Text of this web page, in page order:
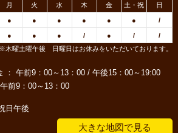
月 火 水 木 金 土・祝 日
● ● ● ● ● ● /
● ● ● / ● /
/
※木曜土曜午後 日曜日はお休みをいただいております。
： 午前9：00～13：00 / 午後15：00～19:00
前9：00～13：00
日午後
大きな地図で見る